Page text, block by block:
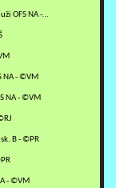
OFS NA -…
NA - ©VM
NA - ©VM
B - ©PR
- ©VM